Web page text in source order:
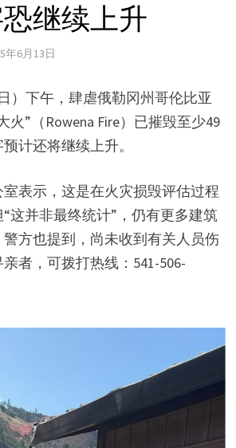
继续上升
年6月13日
）下午，肆虐俄勒冈州哥伦比亚
火”（Rowena Fire）已摧毁至少49
计还将继续上升。
表示，这是在火灾损毁评估过程
这并非最终统计”，仍有更多建筑
方也提到，尚未收到有关人员伤
者，可拨打热线：541-506-